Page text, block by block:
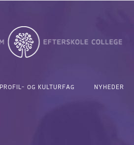
PROFIL- OG KULTURFAG NYHEDER